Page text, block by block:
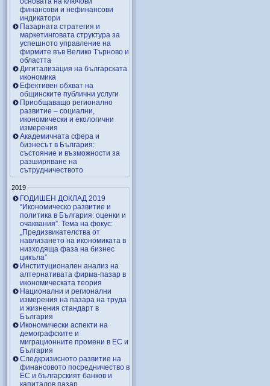
финансови и нефинансови
индикатори
Пазарната стратегия и
маркетинговата структура за
успешното управление на
фирмите във Велико Търново и
областта
Дигитализация на българската
икономика
Ефективен обхват на
общинските публични услуги
Приобщаващо регионално
развитие – социални,
икономически и екологични
измерения
Академичната сфера и
бизнесът в България:
състояние и възможности за
разширяване на
сътрудничеството
2019
ГОДИШЕН ДОКЛАД 2019
“Икономическо развитие и
политика в България: оценки и
очаквания”. Тема на фокус:
„Предизвикателства от
навлизането на икономиката в
низходяща фаза на бизнес
цикъла”
Институционален анализ на
алтернативата фирма-пазар в
икономическата теория
Национални и регионални
измерения на пазара на труда
и жизнения стандарт в
България
Икономически аспекти на
демографските и
миграционните промени в ЕС и
България
Следкризисното развитие на
финансовото посредничество в
ЕС и българският банков и
капиталов пазар